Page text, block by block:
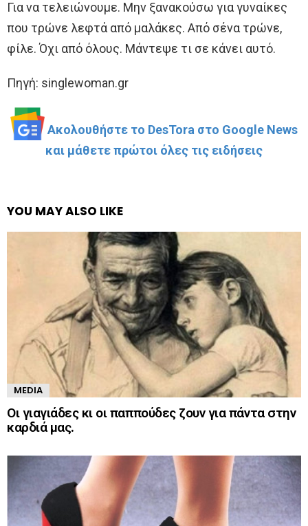
Για να τελειώνουμε. Μην ξανακούσω για γυναίκες
που τρώνε λεφτά από μαλάκες. Από σένα τρώνε,
φίλε. Όχι από όλους. Μάντεψε τι σε κάνει αυτό.
Πηγή: singlewoman.gr
Ακολουθήστε το DesTora στο Google News
και μάθετε πρώτοι όλες τις ειδήσεις
YOU MAY ALSO LIKE
MEDIA
Οι γιαγιάδες κι οι παππούδες ζουν για πάντα στην
καρδιά μας.